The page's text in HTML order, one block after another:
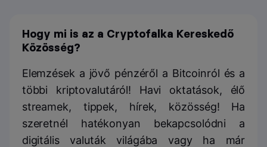
Hogy mi is az a Cryptofalka Kereskedő
Közösség?
Elemzések a jövő pénzéről a Bitcoinról és a
többi kriptovalutáról! Havi oktatások, élő
streamek, tippek, hírek, közösség! Ha
szeretnél hatékonyan bekapcsolódni a
digitális valuták világába vagy ha már